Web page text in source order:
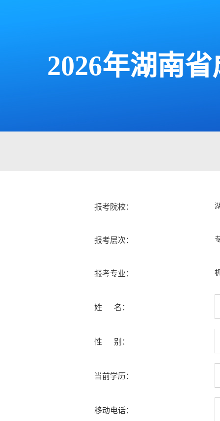
2026年湖南
报考院校：
报考层次：
报考专业：
姓 名：
性 别：
当前学历：
移动电话：